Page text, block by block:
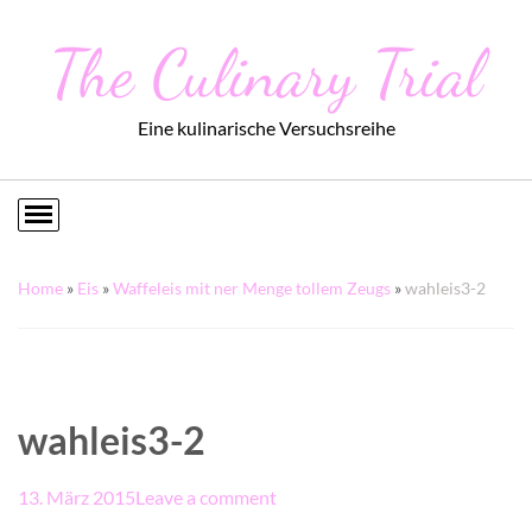
The Culinary Trial
Eine kulinarische Versuchsreihe
Home » Eis »Waffeleis mit ner Menge tollem Zeugs »wahleis3-2
wahleis3-2
13. März 2015Leave a comment